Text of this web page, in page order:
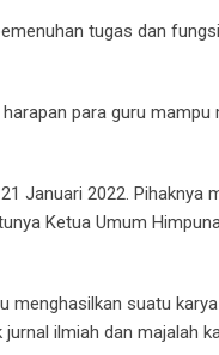
tugas dan
para guru
Januari 2022. Pihaknya
Ketua Umum
menghasilkan suatu
ilmiah dan majalah